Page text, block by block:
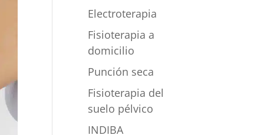
Electroterapia
Fisioterapia a
domicilio
Punción seca
Fisioterapia del
suelo pélvico
INDIBA